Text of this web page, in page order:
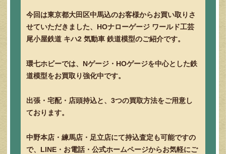
今回は東京都大田区中馬込のお客様からお買い取りさ
せていただきました、HOナローゲージ ワールド工芸
尾小屋鉄道 キハ2 気動車 鉄道模型のご紹介です。
環七ホビーでは、Nゲージ・HOゲージを中心とした鉄
道模型をお買取り強化中です。
出張・宅配・店頭持込と、3つの買取方法をご用意し
ております。
中野本店・練馬店・足立店にて持込査定も可能ですの
で、LINE・お電話・公式ホームページからお気軽にご